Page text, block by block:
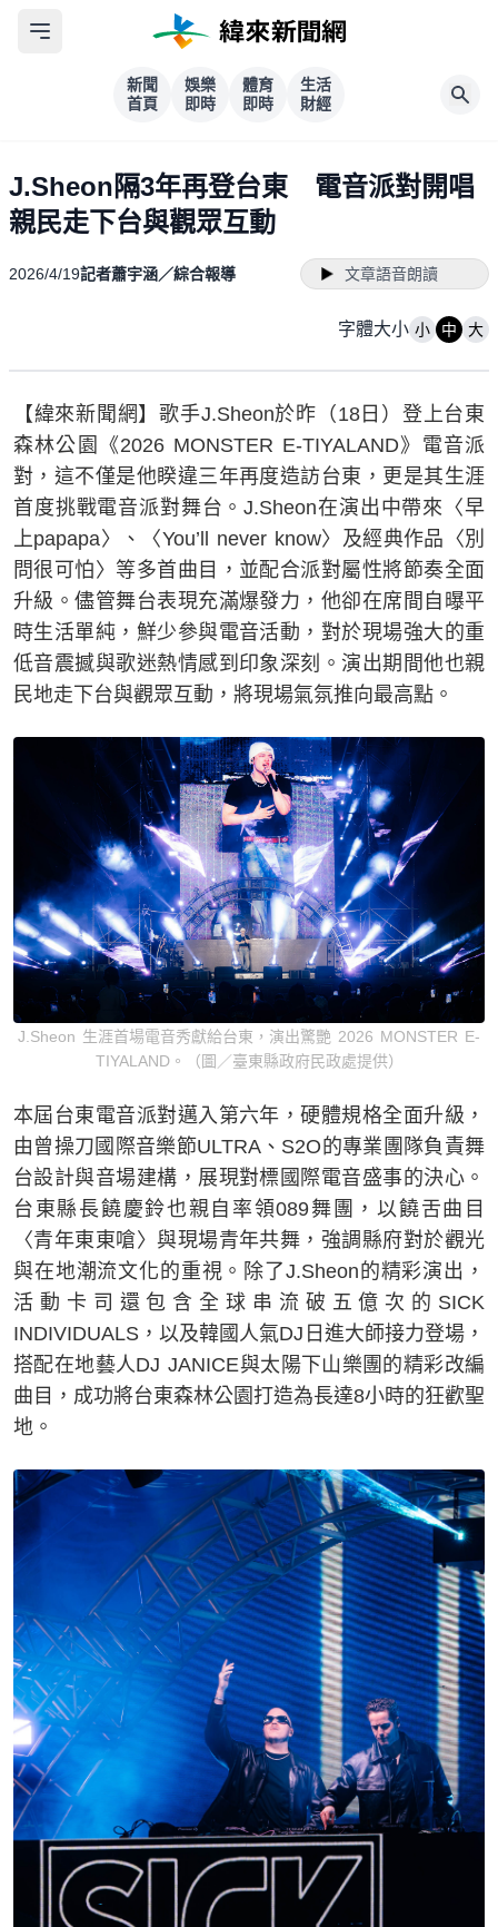
新聞
首頁
娛樂
即時
體育
即時
生活
財經
J.Sheon隔3年再登台東 電音派對開唱
親民走下台與觀眾互動
2026/4/19記者蕭宇涵／綜合報導 文章語音朗讀
字體大小 小 中 大
【緯來新聞網】歌手J.Sheon於昨（18日）登上台東
森林公園《2026 MONSTER E-TIYALAND》電音派
對，這不僅是他睽違三年再度造訪台東，更是其生涯
首度挑戰電音派對舞台。J.Sheon在演出中帶來〈早
上papapa〉、〈You’ll never know〉及經典作品〈別
問很可怕〉等多首曲目，並配合派對屬性將節奏全面
升級。儘管舞台表現充滿爆發力，他卻在席間自曝平
時生活單純，鮮少參與電音活動，對於現場強大的重
低音震撼與歌迷熱情感到印象深刻。演出期間他也親
民地走下台與觀眾互動，將現場氣氛推向最高點。
J.Sheon 生涯首場電音秀獻給台東，演出驚艷 2026 MONSTER E-
TIYALAND。（圖／臺東縣政府民政處提供）
本屆台東電音派對邁入第六年，硬體規格全面升級，
由曾操刀國際音樂節ULTRA、S2O的專業團隊負責舞
台設計與音場建構，展現對標國際電音盛事的決心。
台東縣長饒慶鈴也親自率領089舞團，以饒舌曲目
〈青年東東嗆〉與現場青年共舞，強調縣府對於觀光
與在地潮流文化的重視。除了J.Sheon的精彩演出，
活動卡司還包含全球串流破五億次的SICK
INDIVIDUALS，以及韓國人氣DJ日進大師接力登場，
搭配在地藝人DJ JANICE與太陽下山樂團的精彩改編
曲目，成功將台東森林公園打造為長達8小時的狂歡聖
地。